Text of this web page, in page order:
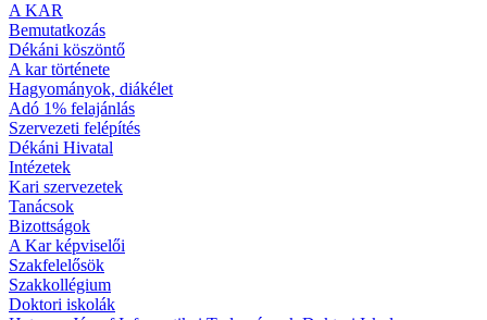
A KAR
Bemutatkozás
Dékáni köszöntő
A kar története
Hagyományok, diákélet
Adó 1% felajánlás
Szervezeti felépítés
Dékáni Hivatal
Intézetek
Kari szervezetek
Tanácsok
Bizottságok
A Kar képviselői
Szakfelelősök
Szakkollégium
Doktori iskolák